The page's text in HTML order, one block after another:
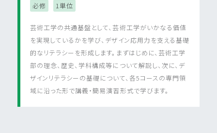
必修
1単位
芸術工学の共通基盤として、芸術工学がいかなる価値
を実現しているかを学び、デザイン応用力を支える基礎
的なリテラシーを形成します。まずはじめに、芸術工学
部の理念、歴史、学科構成等について解説し、次に、デ
ザインリテラシーの基礎について、各5コースの専門領
域に沿った形で講義・簡易演習形式で学びます。